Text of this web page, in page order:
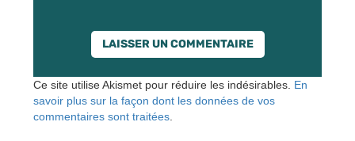
Ce site utilise Akismet pour réduire les indésirables. En
savoir plus sur la façon dont les données de vos
commentaires sont traitées